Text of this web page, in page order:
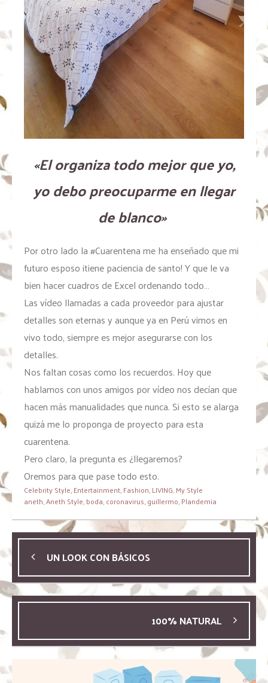
«El organiza todo mejor que yo,
yo debo preocuparme en llegar
de blanco»
Por otro lado la #Cuarentena me ha enseñado que mi
futuro esposo ¡tiene paciencia de santo! Y que le va
bien hacer cuadros de Excel ordenando todo…
Las vídeo llamadas a cada proveedor para ajustar
detalles son eternas y aunque ya en Perú vimos en
vivo todo, siempre es mejor asegurarse con los
detalles.
Nos faltan cosas como los recuerdos. Hoy que
hablamos con unos amigos por vídeo nos decían que
hacen más manualidades que nunca. Si esto se alarga
quizá me lo proponga de proyecto para esta
cuarentena.
Pero claro, la pregunta es ¿llegaremos?
Oremos para que pase todo esto.
Celebrity Style,Entertainment,Fashion,LIVING,My Style
aneth,Aneth Style,boda,coronavirus,guillermo,Plandemia
UN LOOK CON BÁSICOS
100% NATURAL